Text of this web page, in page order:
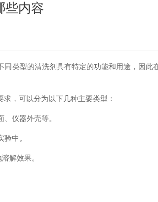
些内容
型的清洗剂具有特定的功能和用途，因此
，可以分为以下几种主要类型：
仪器外壳等。
中。
解效果。